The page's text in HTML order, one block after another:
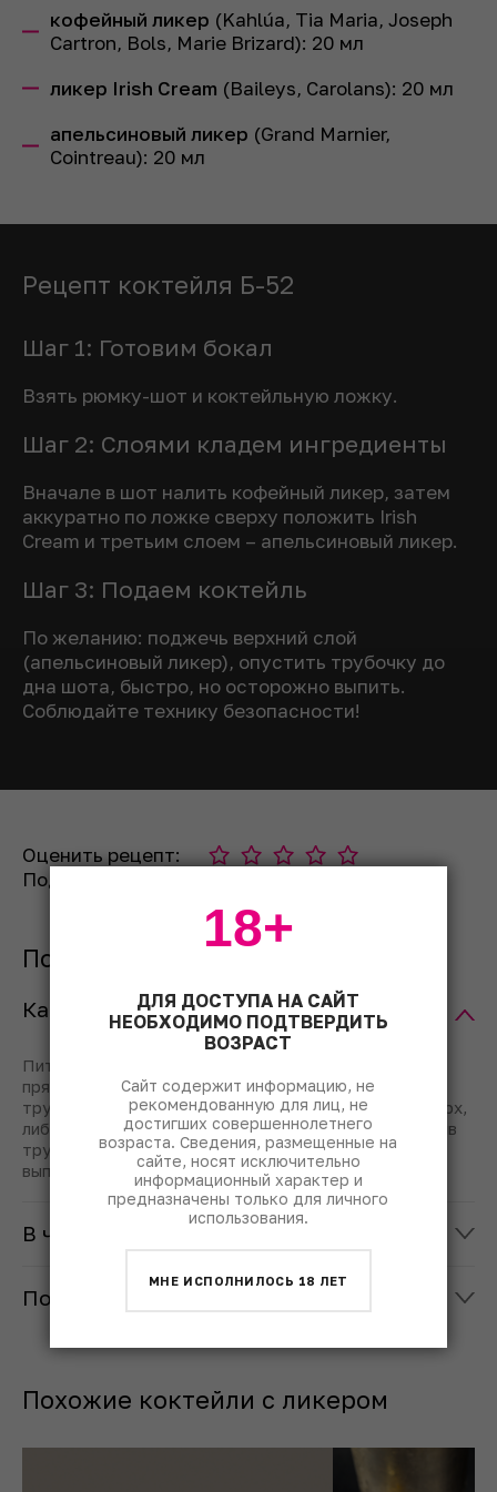
кофейный ликер (Kahlúa, Tia Maria, Joseph
Cartron, Bols, Marie Brizard): 20 мл
ликер Irish Cream (Baileys, Carolans): 20 мл
апельсиновый ликер (Grand Marnier,
Cointreau): 20 мл
Рецепт коктейля Б-52
Шаг 1: Готовим бокал
Взять рюмку-шот и коктейльную ложку.
Шаг 2: Слоями кладем ингредиенты
Вначале в шот налить кофейный ликер, затем
аккуратно по ложке сверху положить Irish
Cream и третьим слоем – апельсиновый ликер.
Шаг 3: Подаем коктейль
По желанию: поджечь верхний слой
(апельсиновый ликер), опустить трубочку до
дна шота, быстро, но осторожно выпить.
Соблюдайте технику безопасности!
Оценить рецепт:
Поделиться:
Популярные вопросы
Как правильно пить «Б-52»?
Пить «Б-52» можно несколькими способами: либо
прямо из рюмки одним глотком, либо опустить
трубочку до дна шота и втянуть коктейль снизу вверх,
либо поджечь верхний слой и так же, быстро опустив
трубочку до дна рюмки, моментально и аккуратно
выпить.
В чем разница между «Б-52» и «Б-53»?
Почему «Б-52» так называется?
Похожие коктейли с ликером
ДЛЯ ДОСТУПА НА САЙТ
НЕОБХОДИМО ПОДТВЕРДИТЬ
ВОЗРАСТ
Сайт содержит информацию, не
рекомендованную для лиц, не
достигших совершеннолетнего
возраста. Сведения, размещенные на
сайте, носят исключительно
информационный характер и
предназначены только для личного
использования.
МНЕ ИСПОЛНИЛОСЬ 18 ЛЕТ
18+